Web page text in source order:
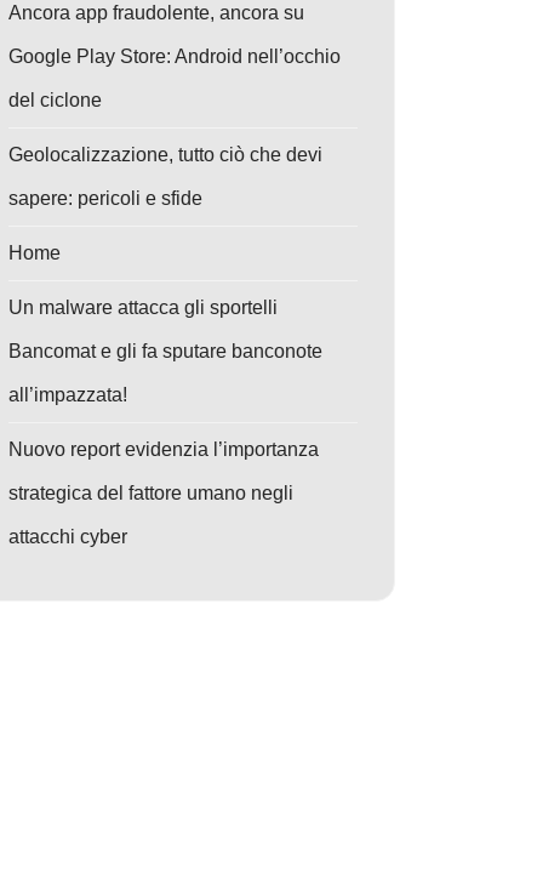
of the Web, questo sconosciuto
Ancora app fraudolente, ancora su
Google Play Store: Android nell’occhio
del ciclone
Geolocalizzazione, tutto ciò che devi
sapere: pericoli e sfide
Home
Un malware attacca gli sportelli
Bancomat e gli fa sputare banconote
all’impazzata!
Nuovo report evidenzia l’importanza
strategica del fattore umano negli
attacchi cyber